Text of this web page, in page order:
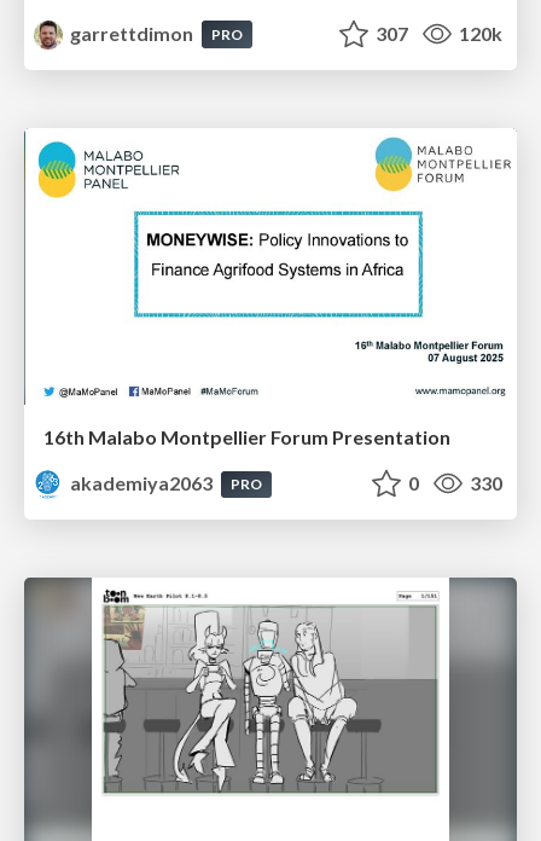
garrettdimon
PRO 307 120k
16th Malabo Montpellier Forum Presentation
akademiya2063
PRO 0 330